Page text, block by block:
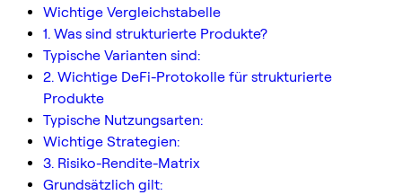
Wichtige Vergleichstabelle
1. Was sind strukturierte Produkte?
Typische Varianten sind:
2. Wichtige DeFi-Protokolle für strukturierte
Produkte
Typische Nutzungsarten:
Wichtige Strategien:
3. Risiko-Rendite-Matrix
Grundsätzlich gilt: